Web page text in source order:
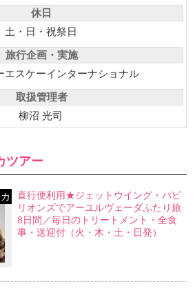
休日
土・日・祝祭日
旅行企画・実施
エスケーインターナショナル
取扱管理者
柳沼 光司
ツアー
直行便利用★ジェットウイング・パビ
リオンズでアーユルヴェーダふたり旅
8日間／毎日のトリートメント・全食
事・送迎付（火・木・土・日発）